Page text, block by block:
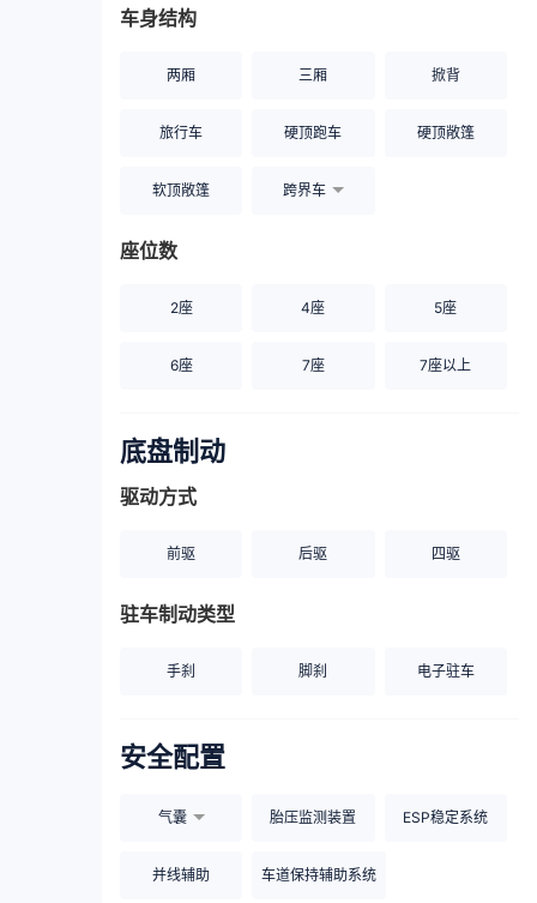
车身结构
两厢 三厢 掀背
旅行车 硬顶跑车 硬顶敞篷
软顶敞篷 跨界车
座位数
2座 4座 5座
6座 7座 7座以上
底盘制动
驱动方式
前驱 后驱 四驱
驻车制动类型
手刹 脚刹 电子驻车
安全配置
气囊 胎压监测装置 ESP稳定系统
并线辅助 车道保持辅助系统